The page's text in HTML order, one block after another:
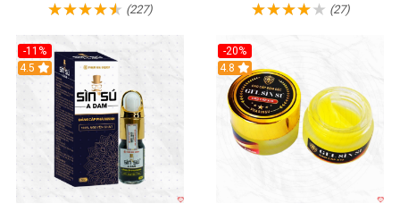
(227) (27)
-11%
4.5
-20%
4.8